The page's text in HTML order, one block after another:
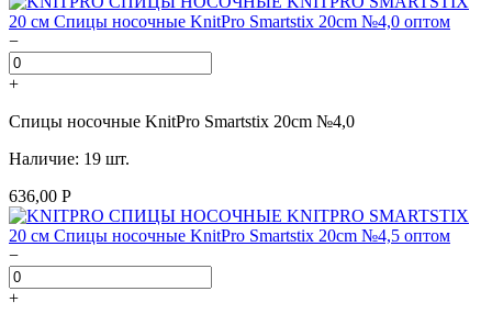
−
+
Спицы носочные KnitPro Smartstix 20cm №4,0
Наличие: 19 шт.
636,00 Р
−
+